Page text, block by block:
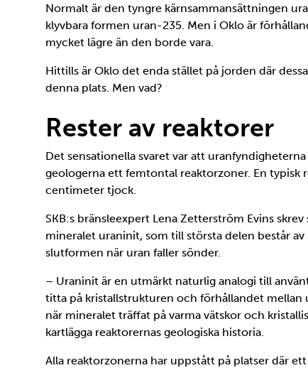
Normalt är den tyngre kärnsammansättningen
klyvbara formen uran-235. Men i Oklo är
mycket lägre än den borde vara.
Hittills är Oklo det enda stället på jorden där
denna plats. Men vad?
Rester av reaktorer
Det sensationella svaret var att
geologerna ett femtontal reaktorzoner. En
centimeter tjock.
SKB:s bränsleexpert Lena Zetterström Evins
mineralet uraninit, som till största delen består
slutformen när uran faller sönder.
– Uraninit är en utmärkt naturlig analogi till
titta på kristallstrukturen och förhållandet mellan
när mineralet träffat på varma vätskor och
kartlägga reaktorernas geologiska historia.
Alla reaktorzonerna har uppstått på platser där